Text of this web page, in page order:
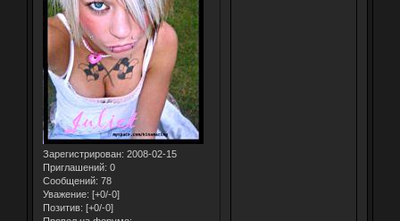
Зарегистрирован: 2008-02-15
Приглашений: 0
Сообщений: 78
Уважение: [+0/-0]
Позитив: [+0/-0]